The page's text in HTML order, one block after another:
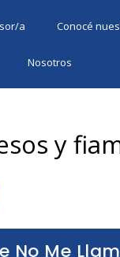
a Conocé
Nosotros
y
No Me